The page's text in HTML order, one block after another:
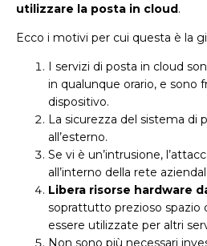
utilizzare la posta in cloud.
Ecco i motivi per cui questa è la
I servizi di posta in cloud
in qualunque orario, e sono
dispositivo.
La sicurezza del sistema di
all’esterno.
Se vi è un’intrusione,
all’interno della rete
Libera risorse hardware
soprattutto prezioso spazio
essere utilizzate per altri
Non sono più necessari